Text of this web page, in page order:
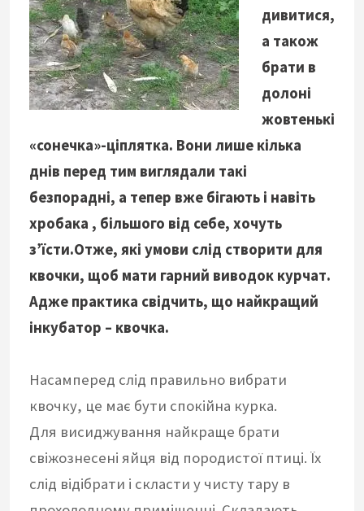
дивитися,
а також
брати в
долоні
жовтенькі
«сонечка»-ціплятка. Вони лише кілька
днів перед тим виглядали такі
безпорадні, а тепер вже бігають і навіть
хробака , більшого від себе, хочуть
з’їсти.Отже, які умови слід створити для
квочки, щоб мати гарний виводок курчат.
Адже практика свідчить, що найкращий
інкубатор – квочка.
Насамперед слід правильно вибрати
квочку, це має бути спокійна курка.
Для висиджування найкраще брати
свіжознесені яйця від породистої птиці. Їх
слід відібрати і скласти у чисту тару в